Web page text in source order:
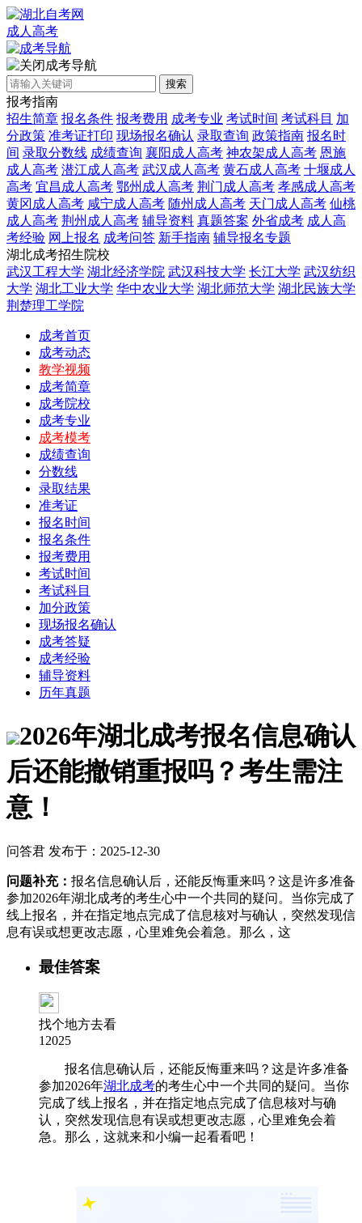
成人高考
成考导航
搜索
报考指南
招生简章 报名条件 报考费用 成考专业 考试时间 考试科目 加
分政策 准考证打印 现场报名确认 录取查询 政策指南 报名时
间 录取分数线 成绩查询 襄阳成人高考 神农架成人高考 恩施
成人高考 潜江成人高考 武汉成人高考 黄石成人高考 十堰成人
高考 宜昌成人高考 鄂州成人高考 荆门成人高考 孝感成人高考
黄冈成人高考 咸宁成人高考 随州成人高考 天门成人高考 仙桃
成人高考 荆州成人高考 辅导资料 真题答案 外省成考 成人高
考经验 网上报名 成考问答 新手指南 辅导报名专题
湖北成考招生院校
武汉工程大学 湖北经济学院 武汉科技大学 长江大学 武汉纺织
大学 湖北工业大学 华中农业大学 湖北师范大学 湖北民族大学
荆楚理工学院
成考首页
成考动态
教学视频
成考简章
成考院校
成考专业
成考模考
成绩查询
分数线
录取结果
准考证
报名时间
报名条件
报考费用
考试时间
考试科目
加分政策
现场报名确认
成考答疑
成考经验
辅导资料
历年真题
2026年湖北成考报名信息确认
后还能撤销重报吗？考生需注
意！
问答君 发布于：2025-12-30
问题补充： 报名信息确认后，还能反悔重来吗？这是许多准备
参加2026年湖北成考的考生心中一个共同的疑问。当你完成了
线上报名，并在指定地点完成了信息核对与确认，突然发现信
息有误或想更改志愿，心里难免会着急。那么，这
最佳答案
找个地方去看
12025
报名信息确认后，还能反悔重来吗？这是许多准备
参加2026年湖北成考的考生心中一个共同的疑问。当你
完成了线上报名，并在指定地点完成了信息核对与确
认，突然发现信息有误或想更改志愿，心里难免会着
急。那么，这就来和小编一起看看吧！